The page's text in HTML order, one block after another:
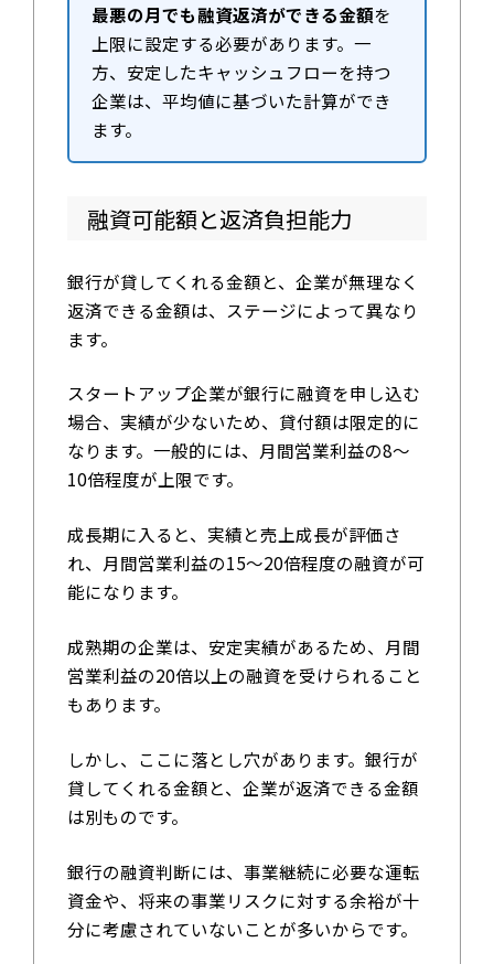
最悪の月でも融資返済ができる金額を
上限に設定する必要があります。一
方、安定したキャッシュフローを持つ
企業は、平均値に基づいた計算ができ
ます。
融資可能額と返済負担能力
銀行が貸してくれる金額と、企業が無理なく
返済できる金額は、ステージによって異なり
ます。
スタートアップ企業が銀行に融資を申し込む
場合、実績が少ないため、貸付額は限定的に
なります。一般的には、月間営業利益の8～
10倍程度が上限です。
成長期に入ると、実績と売上成長が評価さ
れ、月間営業利益の15～20倍程度の融資が可
能になります。
成熟期の企業は、安定実績があるため、月間
営業利益の20倍以上の融資を受けられること
もあります。
しかし、ここに落とし穴があります。銀行が
貸してくれる金額と、企業が返済できる金額
は別ものです。
銀行の融資判断には、事業継続に必要な運転
資金や、将来の事業リスクに対する余裕が十
分に考慮されていないことが多いからです。